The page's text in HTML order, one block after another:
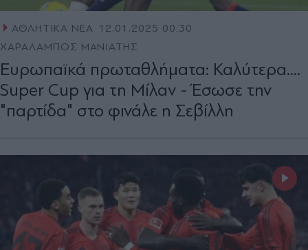
ΑΘΛΗΤΙΚΑ ΝΕΑ 12.01.2025 00:30
ΧΑΡΑΛΑΜΠΟΣ ΜΑΝΙΑΤΗΣ
Ευρωπαϊκά πρωταθλήματα: Καλύτερα....
Super Cup για τη Μίλαν - Έσωσε την
"παρτίδα" στο φινάλε η Σεβίλλη